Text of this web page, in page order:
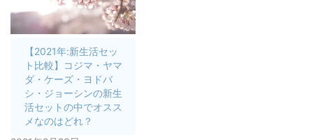
【2021年:新生活セッ
ト比較】コジマ・ヤマ
ダ・ケーズ・ヨドバ
シ・ジョーシンの新生
活セットの中でオスス
メなのはどれ？